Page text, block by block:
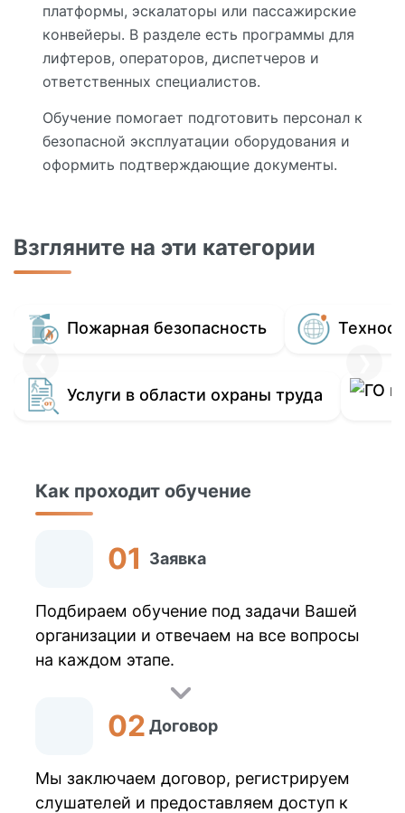
платформы, эскалаторы или пассажирские
конвейеры. В разделе есть программы для
лифтеров, операторов, диспетчеров и
ответственных специалистов.
Обучение помогает подготовить персонал к
безопасной эксплуатации оборудования и
оформить подтверждающие документы.
Взгляните на эти категории
Пожарная безопасность
Услуги в области охраны труда
Как проходит обучение
Заявка
Подбираем обучение под задачи Вашей
организации и отвечаем на все вопросы
на каждом этапе.
Договор
Мы заключаем договор, регистрируем
слушателей и предоставляем доступ к